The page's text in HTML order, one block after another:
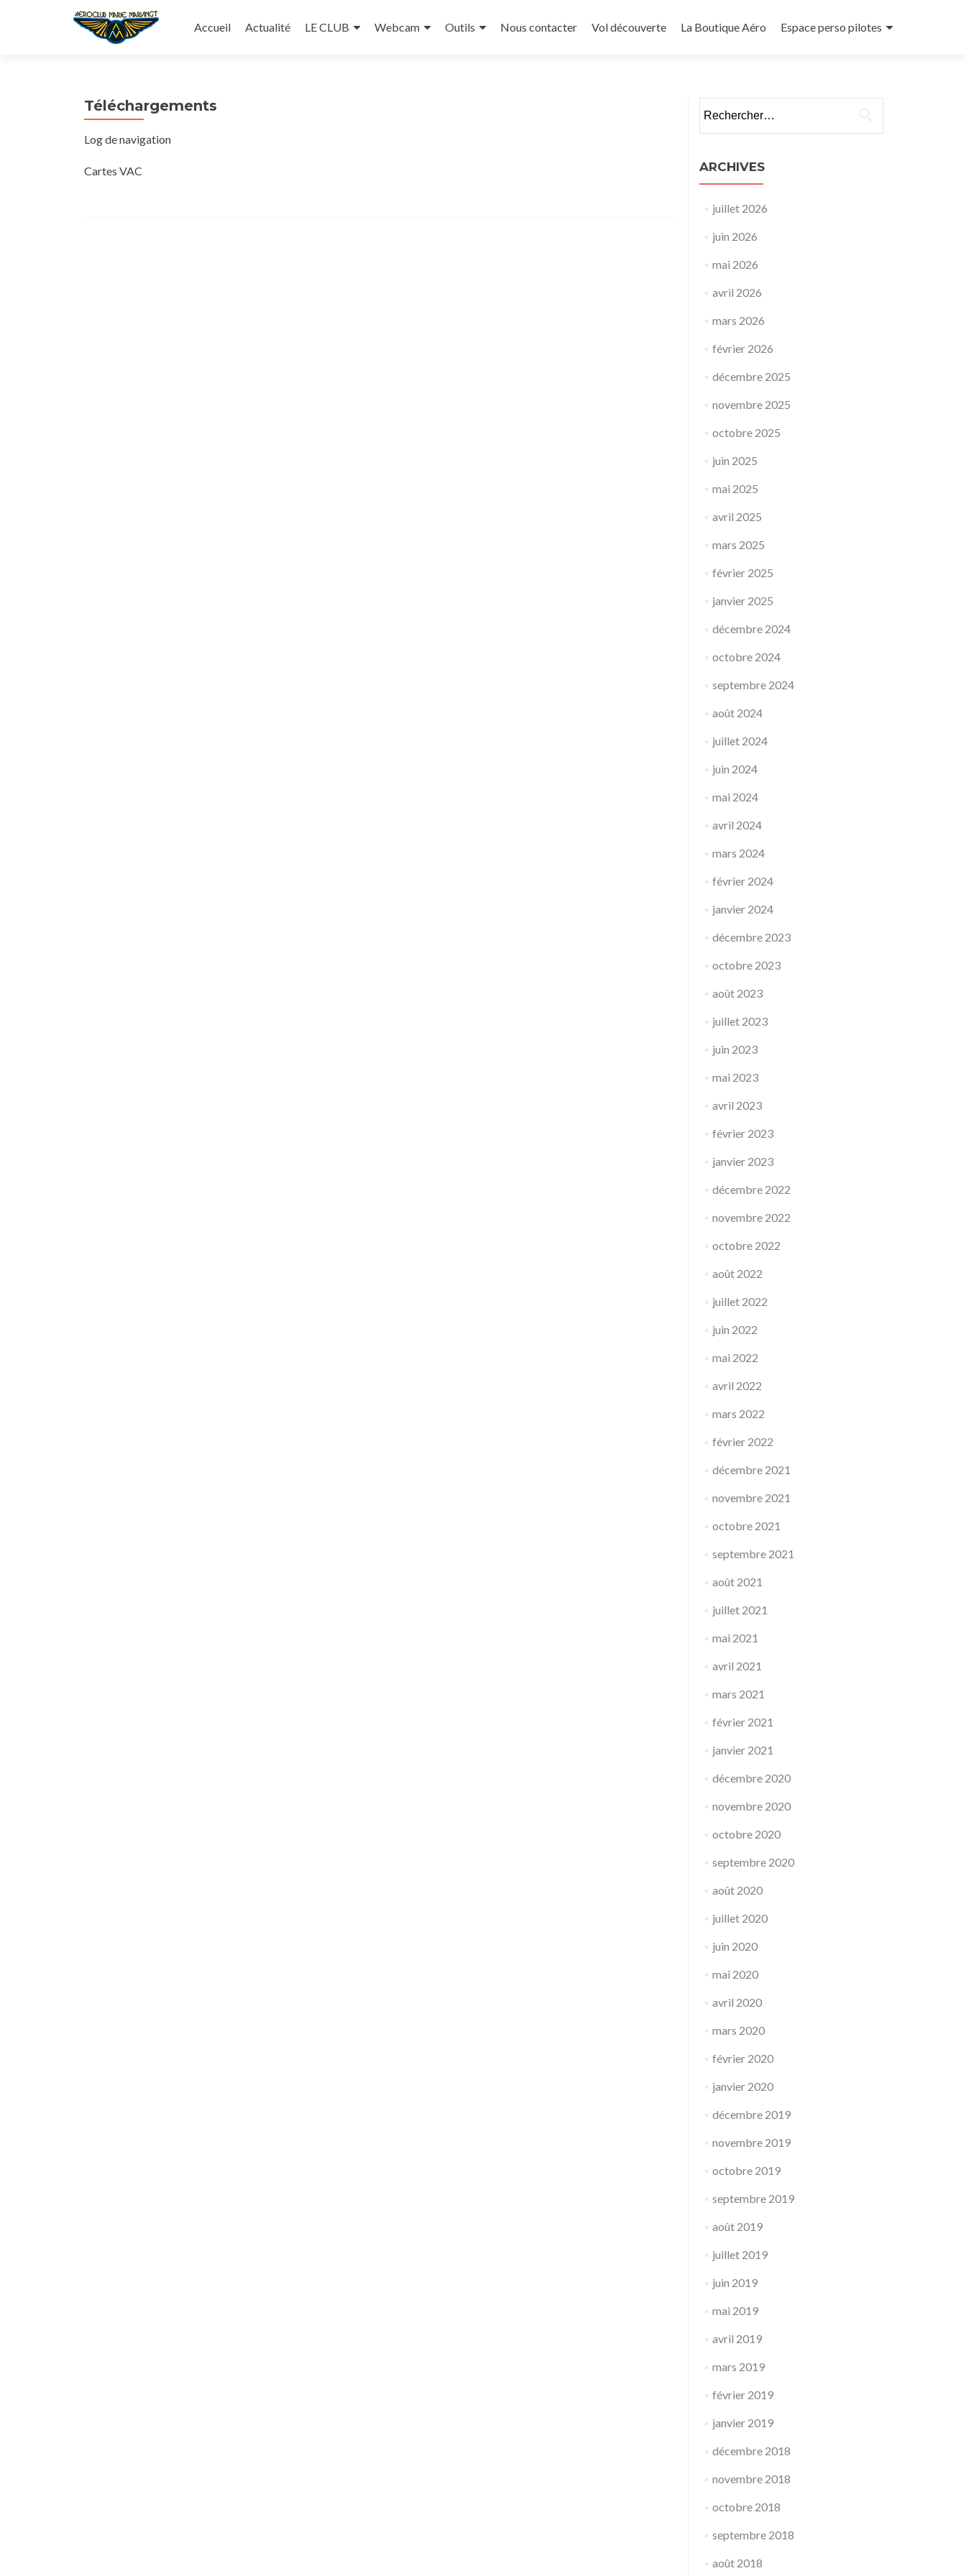
au
Accueil Actualité LE CLUB Webcam Outils Nous contacter Vol découverte La Boutique Aéro Espace perso pilotes
Téléchargements
Log de navigation
Cartes VAC ARCHIVES
juillet 2026
juin 2026
mai 2026
avril 2026
mars 2026
février 2026
décembre 2025
novembre 2025
octobre 2025
juin 2025
mai 2025
avril 2025
mars 2025
février 2025
janvier 2025
décembre 2024
octobre 2024
septembre 2024
août 2024
juillet 2024
juin 2024
mai 2024
avril 2024
mars 2024
février 2024
janvier 2024
décembre 2023
octobre 2023
août 2023
juillet 2023
juin 2023
mai 2023
avril 2023
février 2023
janvier 2023
décembre 2022
novembre 2022
octobre 2022
août 2022
juillet 2022
juin 2022
mai 2022
avril 2022
mars 2022
février 2022
décembre 2021
novembre 2021
octobre 2021
septembre 2021
août 2021
juillet 2021
mai 2021
avril 2021
mars 2021
février 2021
janvier 2021
décembre 2020
novembre 2020
octobre 2020
septembre 2020
août 2020
juillet 2020
juin 2020
mai 2020
avril 2020
mars 2020
février 2020
janvier 2020
décembre 2019
novembre 2019
octobre 2019
septembre 2019
août 2019
juillet 2019
juin 2019
mai 2019
avril 2019
mars 2019
février 2019
janvier 2019
décembre 2018
novembre 2018
octobre 2018
septembre 2018
août 2018